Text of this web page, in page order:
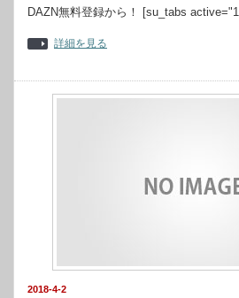
DAZN無料登録から！ [su_tabs
詳細を見る
2018-4-2